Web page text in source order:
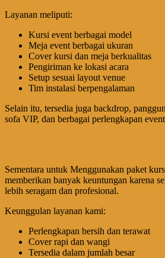
Layanan meliputi:
Kursi event berbagai model
Meja event berbagai ukuran
Cover kursi dan meja berkualitas
Pengiriman ke lokasi acara
Setup sesuai layout venue
Tim instalasi berpengalaman
Selain itu, tersedia juga backdrop,
sofa VIP, dan berbagai perlengkapan
Sementara untuk Menggunakan paket
memberikan banyak keuntungan karena
lebih seragam dan profesional.
Keunggulan layanan kami:
Perlengkapan bersih dan terawat
Cover rapi dan wangi
Tersedia dalam jumlah besar